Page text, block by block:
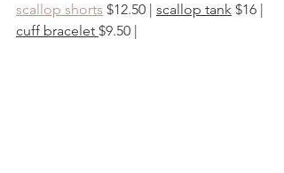
scallop shorts $12.50 | scallop tank $16 |
cuff bracelet $9.50 |